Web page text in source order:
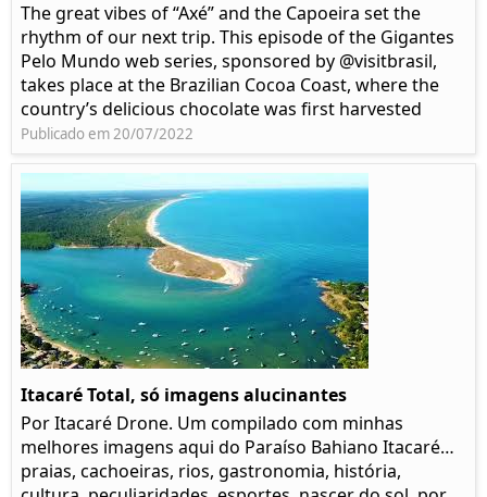
The great vibes of “Axé” and the Capoeira set the
rhythm of our next trip. This episode of the Gigantes
Pelo Mundo web series, sponsored by @visitbrasil,
takes place at the Brazilian Cocoa Coast, where the
country’s delicious chocolate was first harvested
Publicado em 20/07/2022
Itacaré Total, só imagens alucinantes
Por Itacaré Drone. Um compilado com minhas
melhores imagens aqui do Paraíso Bahiano Itacaré…
praias, cachoeiras, rios, gastronomia, história,